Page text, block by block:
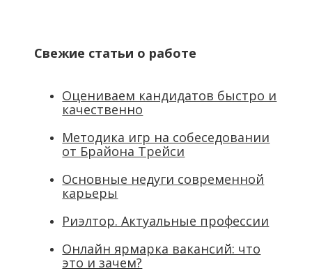
Свежие статьи о работе
Оцениваем кандидатов быстро и
качественно
Методика игр на собеседовании
от Брайона Трейси
Основные недуги современной
карьеры
Риэлтор. Актуальные профессии
Онлайн ярмарка вакансий: что
это и зачем?